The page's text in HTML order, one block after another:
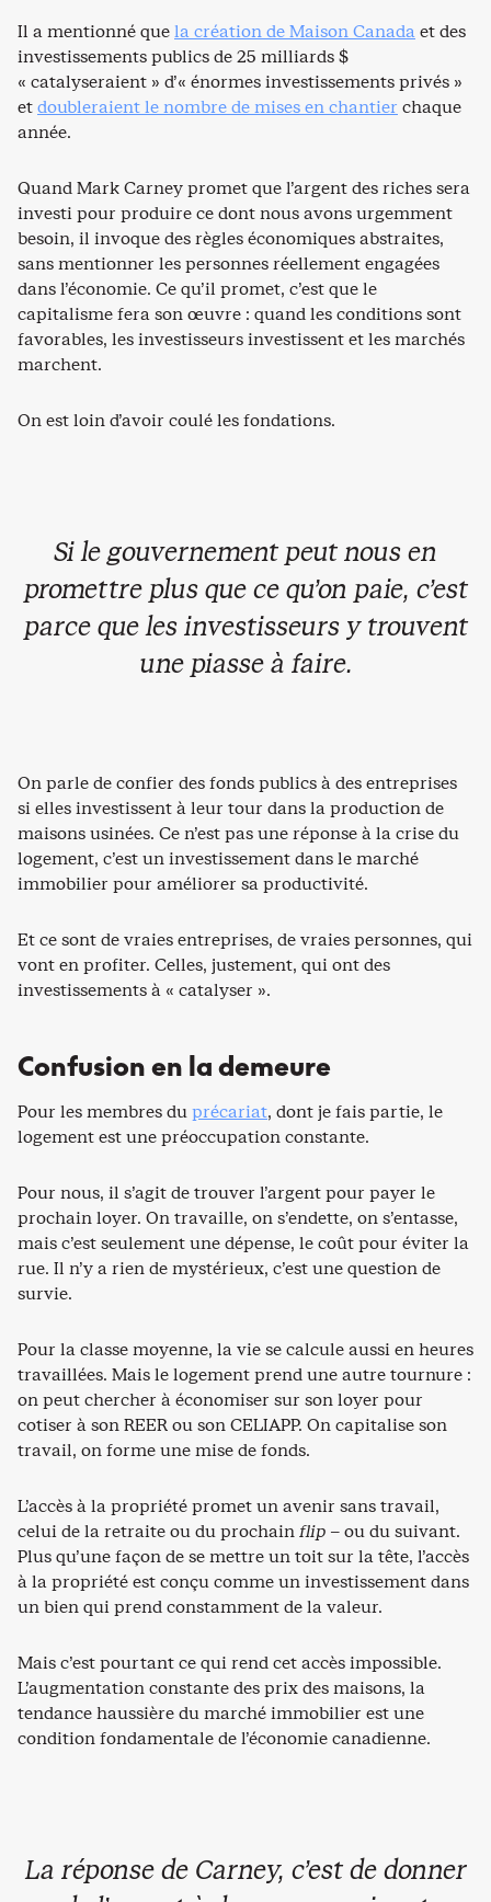
Il a mentionné quela création de Maison Canadaet des
investissements publics de 25 milliards $
« catalyseraient » d’« énormes investissements privés »
etdoubleraient le nombre de mises en chantier chaque
année.
Quand Mark Carney promet que l’argent des riches sera
investi pour produire ce dont nous avons urgemment
besoin, il invoque des règles économiques abstraites,
sans mentionner les personnes réellement engagées
dans l’économie. Ce qu’il promet, c’est que le
capitalisme fera son œuvre : quand les conditions sont
favorables, les investisseurs investissent et les marchés
marchent.
On est loin d’avoir coulé les fondations.
Si le gouvernement peut nous en
promettre plus que ce qu’on paie, c’est
parce que les investisseurs y trouvent
une piasse à faire.
On parle de confier des fonds publics à des entreprises
si elles investissent à leur tour dans la production de
maisons usinées. Ce n’est pas une réponse à la crise du
logement, c’est un investissement dans le marché
immobilier pour améliorer sa productivité.
Et ce sont de vraies entreprises, de vraies personnes, qui
vont en profiter. Celles, justement, qui ont des
investissements à « catalyser ».
Confusion en la demeure
Pour les membres duprécariat, dont je fais partie, le
logement est une préoccupation constante.
Pour nous, il s’agit de trouver l’argent pour payer le
prochain loyer. On travaille, on s’endette, on s’entasse,
mais c’est seulement une dépense, le coût pour éviter la
rue. Il n’y a rien de mystérieux, c’est une question de
survie.
Pour la classe moyenne, la vie se calcule aussi en heures
travaillées. Mais le logement prend une autre tournure :
on peut chercher à économiser sur son loyer pour
cotiser à son REER ou son CELIAPP. On capitalise son
travail, on forme une mise de fonds.
L’accès à la propriété promet un avenir sans travail,
celui de la retraite ou du prochainflip – ou du suivant.
Plus qu’une façon de se mettre un toit sur la tête, l’accès
à la propriété est conçu comme un investissement dans
un bien qui prend constamment de la valeur.
Mais c’est pourtant ce qui rend cet accès impossible.
L’augmentation constante des prix des maisons, la
tendance haussière du marché immobilier est une
condition fondamentale de l’économie canadienne.
La réponse de Carney, c’est de donner